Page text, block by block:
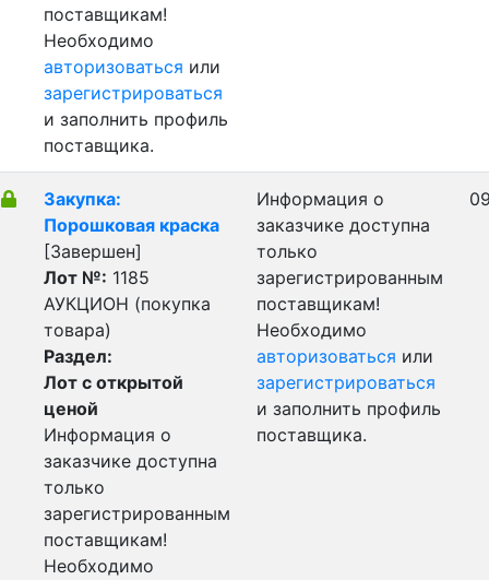
поставщикам!
Необходимо
авторизоваться или
зарегистрироваться
и заполнить профиль
поставщика.
Закупка:
Порошковая краска
[Завершен]
Лот №: 1185
АУКЦИОН (покупка
товара)
Раздел:
Лот с открытой
ценой
Информация о
заказчике доступна
только
зарегистрированным
поставщикам!
Необходимо
Информация о
заказчике доступна
только
зарегистрированным
поставщикам!
Необходимо
авторизоваться или
зарегистрироваться
и заполнить профиль
поставщика.